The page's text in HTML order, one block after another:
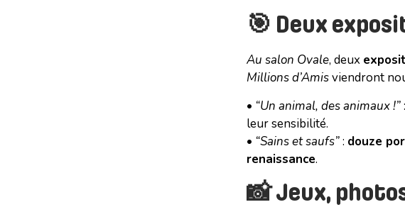
🎯 Deux
Au salon Ovale, deux
Millions d’Amisviendront
• “Un animal, des animaux !”:
leur sensibilité.
• “Sains et saufs”: douze
renaissance.
📸 Jeux,